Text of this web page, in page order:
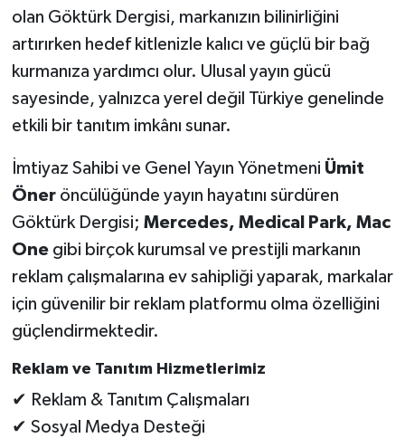
olan Göktürk Dergisi, markanızın bilinirliğini
artırırken hedef kitlenizle kalıcı ve güçlü bir bağ
kurmanıza yardımcı olur. Ulusal yayın gücü
sayesinde, yalnızca yerel değil Türkiye genelinde
etkili bir tanıtım imkânı sunar.
İmtiyaz Sahibi ve Genel Yayın Yönetmeni Ümit
Öneröncülüğünde yayın hayatını sürdüren
Göktürk Dergisi; Mercedes, Medical Park, Mac
Onegibi birçok kurumsal ve prestijli markanın
reklam çalışmalarına ev sahipliği yaparak, markalar
için güvenilir bir reklam platformu olma özelliğini
güçlendirmektedir.
Reklam ve Tanıtım Hizmetlerimiz
✔ Reklam & Tanıtım Çalışmaları
✔ Sosyal Medya Desteği